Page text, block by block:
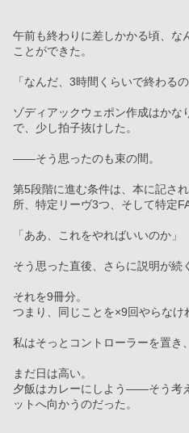
午前も終わりに差しかかる頃、な
ことができた。
「なんだ、3時間くらいで終わるの
ゾディアックウェポン作成はかな
で、少し拍子抜けした。
――そう思ったのも束の間。
第5段階に進む条件は、本に記さ
所、特定リーヴ3つ、そして特定
「ああ、これをやればいいのか」
そう思った直後、さらに説明が続
それを9冊分。
つまり、同じことを×9回やらなけ
私はそっとコントローラーを置き
まだ日は高い。
夕飯はカレーにしよう――そう考
ットへ向かうのだった。